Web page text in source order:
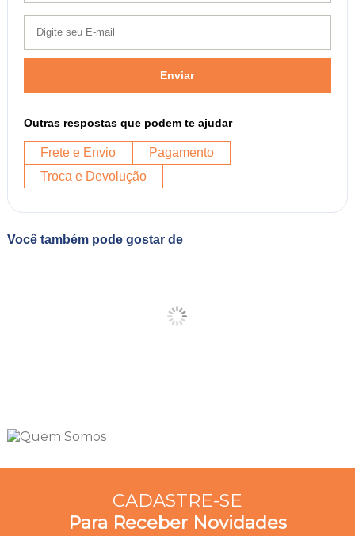
Enviar
Outras respostas que podem te ajudar
Frete e Envio
Pagamento
Troca e Devolução
Você também pode gostar de
CADASTRE-SE
Para Receber Novidades